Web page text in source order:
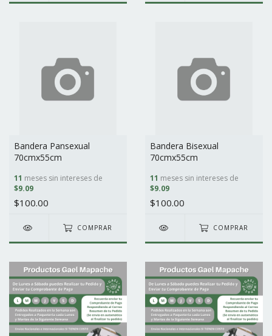
Bandera Pansexual
70cmx55cm
11 meses sin intereses de
$9.09
$100.00
COMPRAR
Bandera Bisexual
70cmx55cm
11 meses sin intereses de
$9.09
$100.00
COMPRAR